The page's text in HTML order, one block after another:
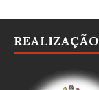
REALIZAÇÃO